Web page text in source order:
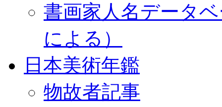
書画家人名データ
による）
日本美術年鑑
物故者記事